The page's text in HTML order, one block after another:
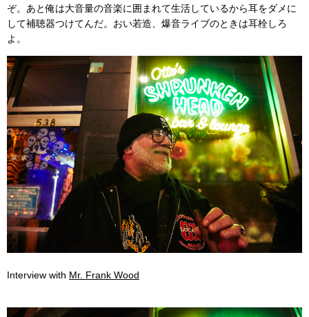
ぞ。あと俺は大音量の音楽に囲まれて生活しているから耳をダメに
して補聴器つけてんだ。おい若造、爆音ライブのときは耳栓しろ
よ。
Interview with Mr. Frank Wood